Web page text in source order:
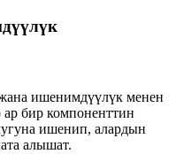
ишенимдүүлүк менен
бир компоненттин
ишенип, алардын
алышат.